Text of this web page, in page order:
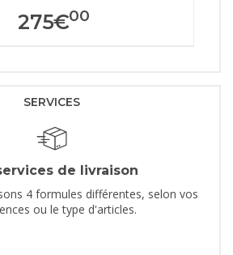
275€00
SERVICES
de livraison
4 formules différentes, selon vos
ou le type d'articles.